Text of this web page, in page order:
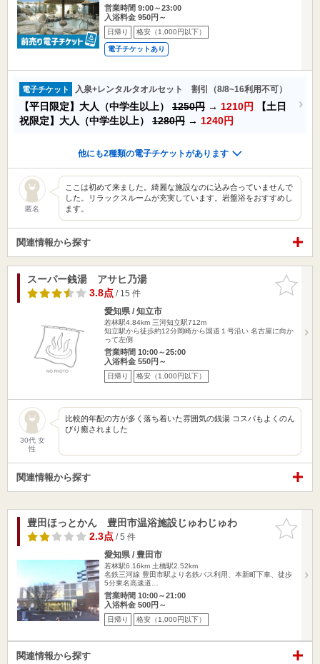
営業時間 9:00～23:00
入浴料金 950円～
日帰り 格安（1,000円以下）
電子チケットあり
電子チケット 入泉+レンタルタオルセット 割引（8/8~16利用不可）
【平日限定】大人（中学生以上） 1250円 → 1210円
【土日
祝限定】大人（中学生以上） 1280円 → 1240円
他にも2種類の電子チケットがあります
匿名
ここは初めて来ました。綺麗な施設なのに込み合っていませんで
した。リラックスルームが充実しています。岩盤浴をおすすめし
ます。
関連情報から探す
お気に入
りに追加
スーパー銭湯 アサヒ乃湯
3.8点/ 15 件
愛知県 / 知立市
若林駅4.84km 三河知立駅712m
知立駅から徒歩約12分岡崎から国道１号沿い 名古屋に向か
って左側
営業時間 10:00～25:00
入浴料金 550円～
日帰り 格安（1,000円以下）
30代 女
性
比較的年配の方が多く落ち着いた雰囲気の銭湯 コスパもよくのん
びり癒されました
関連情報から探す
お気に入
りに追加
豊田ほっとかん 豊田市温浴施設じゅわじゅわ
2.3点/ 5 件
愛知県 / 豊田市
若林駅6.16km 土橋駅2.52km
名鉄三河線 豊田市駅より名鉄バス利用、本新町下車、徒歩
5分東名高速道…
営業時間 10:00～21:00
入浴料金 500円～
日帰り 格安（1,000円以下）
関連情報から探す